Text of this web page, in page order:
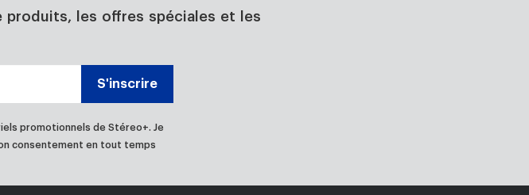
produits, les offres spéciales et les
S'inscrire
promotionnels de Stéreo+. Je
consentement en tout temps